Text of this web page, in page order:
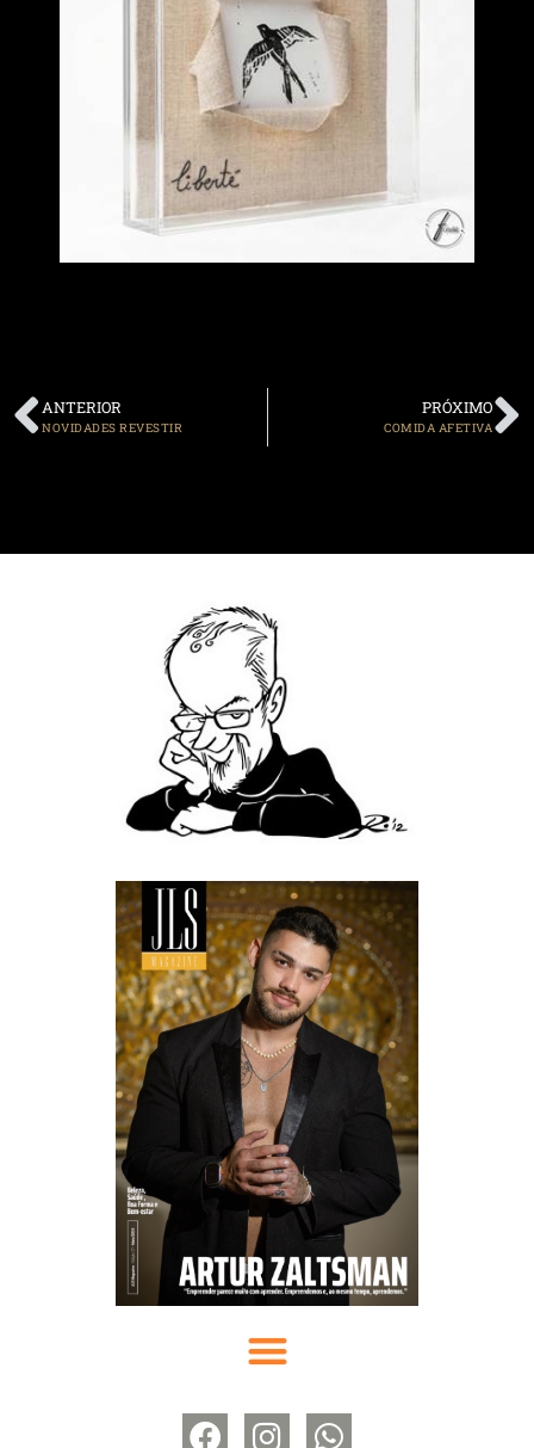
ANTERIOR
NOVIDADES REVESTIR
PRÓXIMO
COMIDA AFETIVA